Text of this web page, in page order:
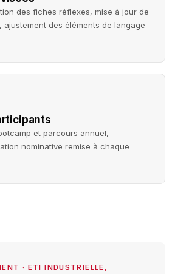
des fiches réflexes, mise à jour de
des éléments de langage
et parcours annuel,
nominative remise à chaque
· ETI INDUSTRIELLE,